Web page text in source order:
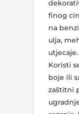
finog
na
ulja,
Koristi
boje ili
zaštitni